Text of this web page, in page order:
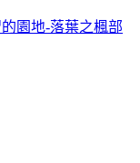
園地-落葉之楓部